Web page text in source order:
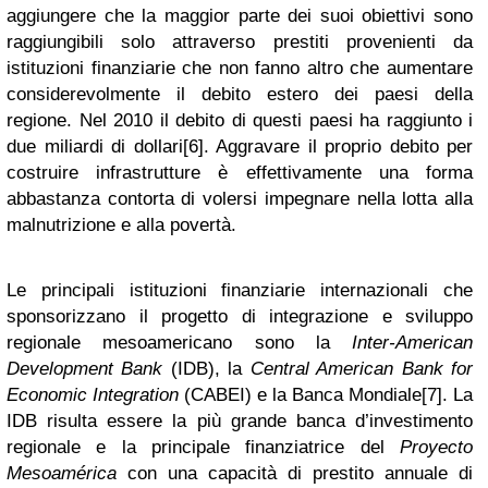
aggiungere che la maggior parte dei suoi obiettivi sono
raggiungibili solo attraverso prestiti provenienti da
istituzioni finanziarie che non fanno altro che aumentare
considerevolmente il debito estero dei paesi della
regione. Nel 2010 il debito di questi paesi ha raggiunto i
due miliardi di dollari[6]. Aggravare il proprio debito per
costruire infrastrutture è effettivamente una forma
abbastanza contorta di volersi impegnare nella lotta alla
malnutrizione e alla povertà.
Le principali istituzioni finanziarie internazionali che
sponsorizzano il progetto di integrazione e sviluppo
regionale mesoamericano sono la Inter-American
Development Bank (IDB), la Central American Bank for
Economic Integration (CABEI) e la Banca Mondiale[7]. La
IDB risulta essere la più grande banca d’investimento
regionale e la principale finanziatrice del Proyecto
Mesoamérica con una capacità di prestito annuale di